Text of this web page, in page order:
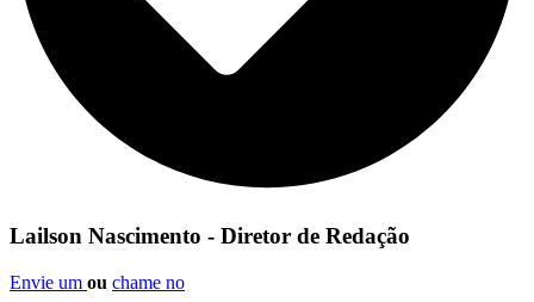
Lailson Nascimento - Diretor de Redação
Envie um ou chame no